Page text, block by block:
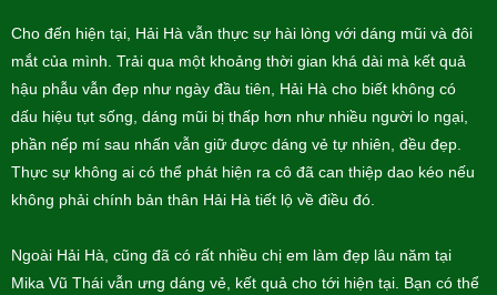
Cho đến hiện tại, Hải Hà vẫn thực sự hài lòng với dáng mũi và đôi
mắt của mình. Trải qua một khoảng thời gian khá dài mà kết quả
hậu phẫu vẫn đẹp như ngày đầu tiên, Hải Hà cho biết không có
dấu hiệu tụt sống, dáng mũi bị thấp hơn như nhiều người lo ngại,
phần nếp mí sau nhấn vẫn giữ được dáng vẻ tự nhiên, đều đẹp.
Thực sự không ai có thể phát hiện ra cô đã can thiệp dao kéo nếu
không phải chính bản thân Hải Hà tiết lộ về điều đó.
Ngoài Hải Hà, cũng đã có rất nhiều chị em làm đẹp lâu năm tại
Mika Vũ Thái vẫn ưng dáng vẻ, kết quả cho tới hiện tại. Bạn có thể